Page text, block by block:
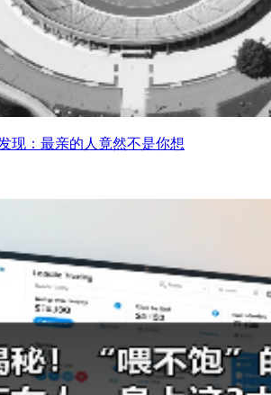
现：最亲的人竟然不是你想